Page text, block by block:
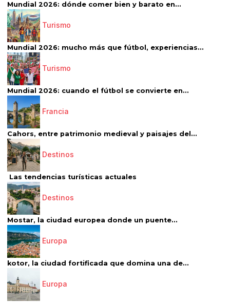
Mundial 2026: dónde comer bien y barato en...
Turismo
Mundial 2026: mucho más que fútbol, experiencias...
Turismo
Mundial 2026: cuando el fútbol se convierte en...
Francia
Cahors, entre patrimonio medieval y paisajes del...
Destinos
Las tendencias turísticas actuales
Destinos
Mostar, la ciudad europea donde un puente...
Europa
kotor, la ciudad fortificada que domina una de...
Europa